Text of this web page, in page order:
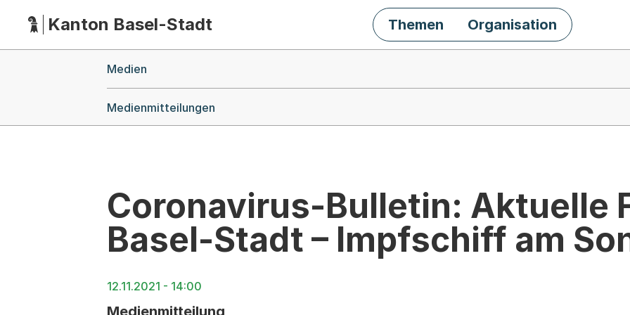
HauptnavigationKanton Basel-Stadt Themen Organisation
Medien
Medienmitteilungen
Coronavirus-Bulletin: Aktuelle
Basel-Stadt – Impfschiff am
12.11.2021 - 14:00
Medienmitteilung